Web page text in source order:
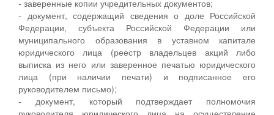
- заверенные копии учредительных документов;
- документ, содержащий сведения о доле Российской
Федерации, субъекта Российской Федерации или
муниципального образования в уставном капитале
юридического лица (реестр владельцев акций либо
выписка из него или заверенное печатью юридического
лица (при наличии печати) и подписанное его
руководителем письмо);
- документ, который подтверждает полномочия